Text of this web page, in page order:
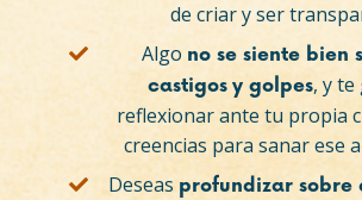
de criar y ser
Algo no se siente bien
castigos y golpes, y te
reflexionar ante tu propia
creencias para sanar ese
Deseas profundizar sobre